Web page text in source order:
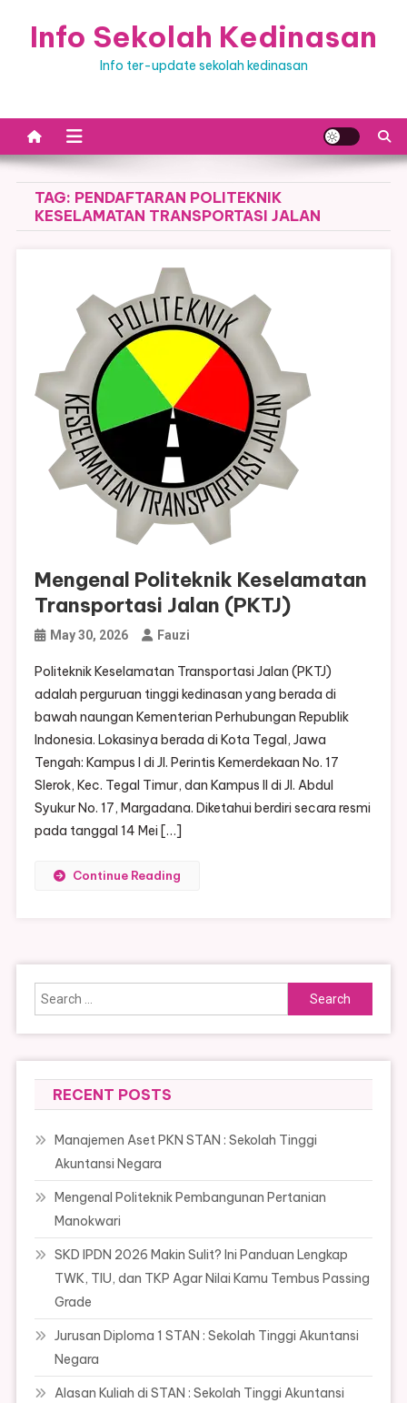
Info Sekolah Kedinasan
Info ter-update sekolah kedinasan
TAG: PENDAFTARAN POLITEKNIK
KESELAMATAN TRANSPORTASI JALAN
Mengenal Politeknik Keselamatan
Transportasi Jalan (PKTJ)
May 30, 2026 Fauzi
Politeknik Keselamatan Transportasi Jalan (PKTJ)
adalah perguruan tinggi kedinasan yang berada di
bawah naungan Kementerian Perhubungan Republik
Indonesia. Lokasinya berada di Kota Tegal, Jawa
Tengah: Kampus I di Jl. Perintis Kemerdekaan No. 17
Slerok, Kec. Tegal Timur, dan Kampus II di Jl. Abdul
Syukur No. 17, Margadana. Diketahui berdiri secara resmi
pada tanggal 14 Mei […]
Continue Reading
Search
for:
RECENT POSTS
Manajemen Aset PKN STAN : Sekolah Tinggi
Akuntansi Negara
Mengenal Politeknik Pembangunan Pertanian
Manokwari
SKD IPDN 2026 Makin Sulit? Ini Panduan Lengkap
TWK, TIU, dan TKP Agar Nilai Kamu Tembus Passing
Grade
Jurusan Diploma 1 STAN : Sekolah Tinggi Akuntansi
Negara
Alasan Kuliah di STAN : Sekolah Tinggi Akuntansi